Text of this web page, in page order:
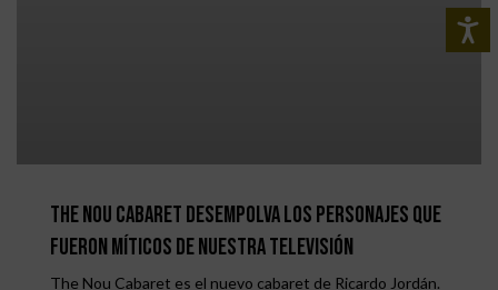
The Nou Cabaret desempolva los personajes que
fueron míticos de nuestra Televisión
The Nou Cabaret es el nuevo cabaret de Ricardo Jordán.